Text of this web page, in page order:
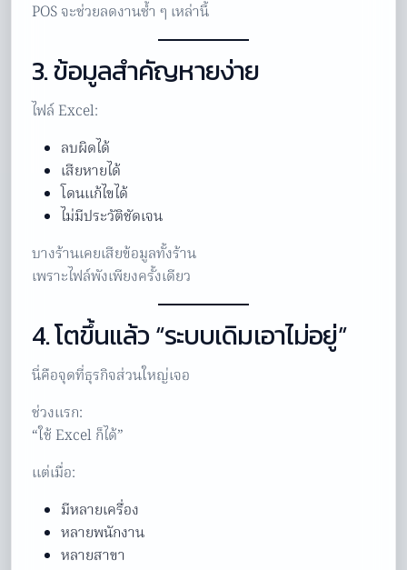
POS จะช่วยลดงานซ้ำ ๆ เหล่านี้
3. ข้อมูลสำคัญหายง่าย
ไฟล์ Excel:
ลบผิดได้
เสียหายได้
โดนแก้ไขได้
ไม่มีประวัติชัดเจน
บางร้านเคยเสียข้อมูลทั้งร้าน
เพราะไฟล์พังเพียงครั้งเดียว
4. โตขึ้นแล้ว “ระบบเดิมเอาไม่อยู่”
นี่คือจุดที่ธุรกิจส่วนใหญ่เจอ
ช่วงแรก:
“ใช้ Excel ก็ได้”
แต่เมื่อ:
มีหลายเครื่อง
หลายพนักงาน
หลายสาขา